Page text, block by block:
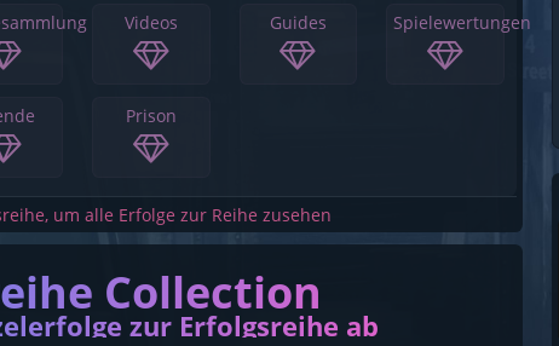
Videos Guides Spielewertungen
Prison
um alle Erfolge zur Reihe zusehen
Collection
zur Erfolgsreihe ab